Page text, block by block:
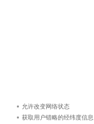
允许改变网络状态
获取用户错略的经纬度信息